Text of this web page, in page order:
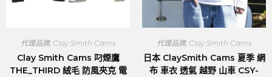
代理品牌, Clay Smith Cams
Clay Smith Cams 叼煙鷹
THE_THIRD 絨毛 防風夾克 電
代理品牌, Clay Smith Cams
日本 ClaySmith Cams 夏季 網
布 車衣 透氣 越野 山車 CSY-